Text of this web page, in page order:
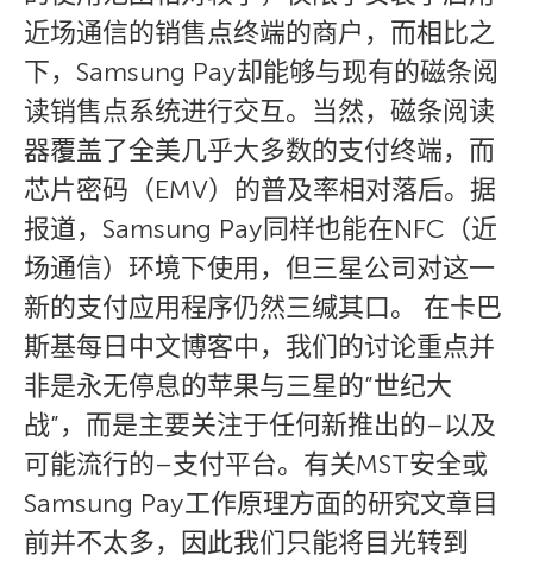
近场通信的销售点终端的商户，而相比之
下，Samsung Pay却能够与现有的磁条阅
读销售点系统进行交互。当然，磁条阅读
器覆盖了全美几乎大多数的支付终端，而
芯片密码（EMV）的普及率相对落后。据
报道，Samsung Pay同样也能在NFC（近
场通信）环境下使用，但三星公司对这一
新的支付应用程序仍然三缄其口。 在卡巴
斯基每日中文博客中，我们的讨论重点并
非是永无停息的苹果与三星的”世纪大
战”，而是主要关注于任何新推出的–以及
可能流行的–支付平台。有关MST安全或
Samsung Pay工作原理方面的研究文章目
前并不太多，因此我们只能将目光转到